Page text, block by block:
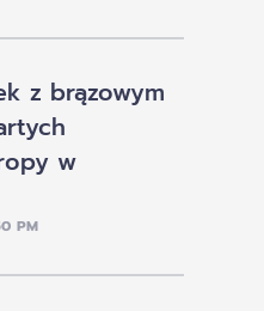
z brązowym
w
PM